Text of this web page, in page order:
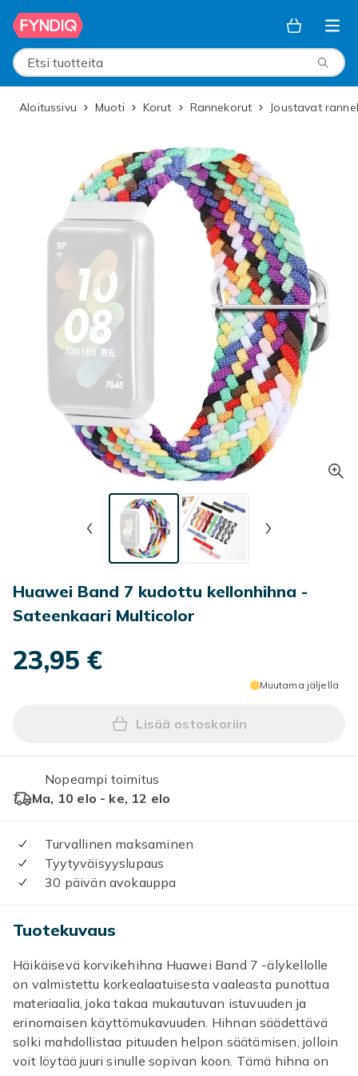
Ohita ja siirry pääsisältöön
Etsi tuotteita
Aloitussivu Muoti Korut Rannekorut Joustavat
Huawei Band 7 kudottu kellonhihna -
Sateenkaari Multicolor
23,95 €
Muutama jäljellä
Lisää Huawei Band 7
Lisää ostoskoriin
Nopeampi toimitus
Ma, 10 elo - ke, 12 elo
Turvallinen maksaminen
Tyytyväisyyslupaus
30 päivän avokauppa
Tuotekuvaus
Häikäisevä korvikehihna Huawei Band 7 -älykellolle
on valmistettu korkealaatuisesta vaaleasta punottua
materiaalia, joka takaa mukautuvan istuvuuden ja
erinomaisen käyttömukavuuden. Hihnan säädettävä
solki mahdollistaa pituuden helpon säätämisen, jolloin
voit löytää juuri sinulle sopivan koon. Tämä hihna on